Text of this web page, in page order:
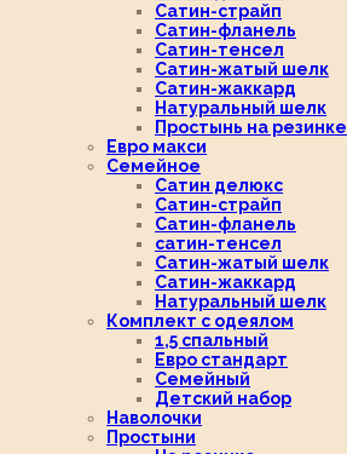
Сатин-страйп
Сатин-фланель
Сатин-тенсел
Сатин-жатый шелк
Сатин-жаккард
Натуральный шелк
Простынь на резинке
Евро макси
Семейное
Сатин делюкс
Сатин-страйп
Сатин-фланель
сатин-тенсел
Сатин-жатый шелк
Сатин-жаккард
Натуральный шелк
Комплект с одеялом
1,5 спальный
Евро стандарт
Семейный
Детский набор
Наволочки
Простыни